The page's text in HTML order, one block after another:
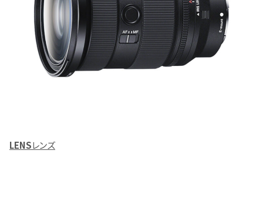
LENSレンズ